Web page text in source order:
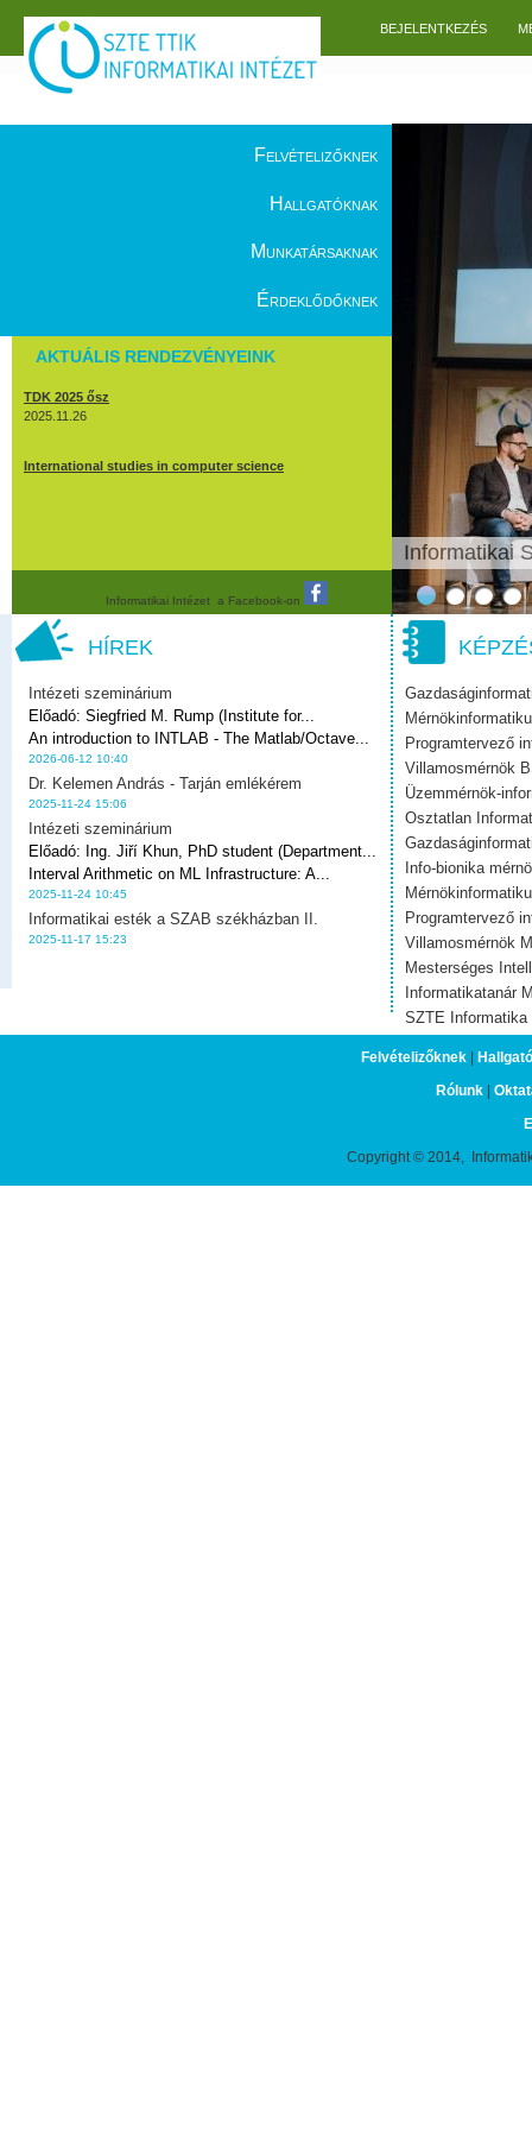
Ugrás a tartalomra
FőmenüBEJELENTKEZÉS
Felvételizőknek
Hallgatóknak
Munkatársaknak
Érdeklődőknek
AKTUÁLIS RENDEZVÉNYEINK
TDK 2025 ősz
2025.11.26
International studies in computer science
Informatikai Intézet a Facebook-on
Informatikai
1. 2. 3. 4.
Jelenlegi hely
HÍREK
Intézeti szeminárium
Előadó: Siegfried M. Rump (Institute for...
An introduction to INTLAB - The Matlab/Octave...
2026-06-12 10:40
Dr. Kelemen András - Tarján emlékérem
2025-11-24 15:06
Intézeti szeminárium
Előadó: Ing. Jiří Khun, PhD student (Department...
Interval Arithmetic on ML Infrastructure: A...
2025-11-24 10:45
Informatikai esték a SZAB székházban II.
2025-11-17 15:23
Programtervező
Villamosmérnök
Üzemmérnök-
Osztatlan
Info-bionika
Programtervező
Villamosmérnök
Mesterséges
Informatikatanár
SZTE
Felvételizőknek|
Rólunk|
Copyright © 2014,